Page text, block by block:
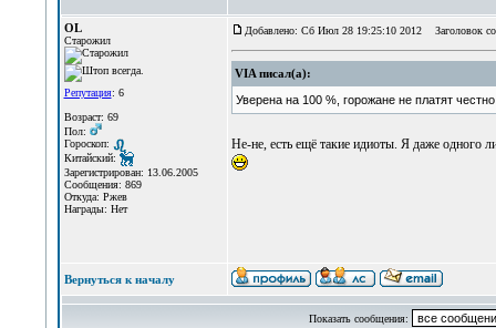
OL
Старожил
Репутация: 6
Возраст: 69
Пол:
Гороскоп:
Китайский:
Зарегистрирован: 13.06.2005
Сообщения: 869
Откуда: Ржев
Награды: Нет
Добавлено: Сб Июл 28 19:25:10 2012 Заголовок
VIA писал(а):
Уверена на 100 %, горожане не платят честно
Не-не, есть ещё такие идиоты. Я даже одного
Вернуться к началу
Показать сообщения: